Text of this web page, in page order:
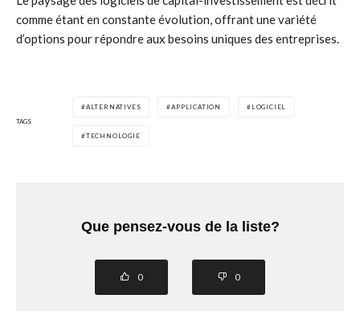
comme étant en constante évolution, offrant une variété
d’options pour répondre aux besoins uniques des entreprises.
TAGS
ALTERNATIVES APPLICATION LOGICIEL
TECHNOLOGIE
Que pensez-vous de la liste?
0 0